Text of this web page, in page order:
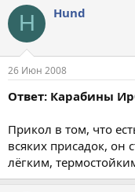
H Hund
26 Июн 2008
Ответ: Карабины
Прикол в том, что
всяких присадок, он
лёгким,